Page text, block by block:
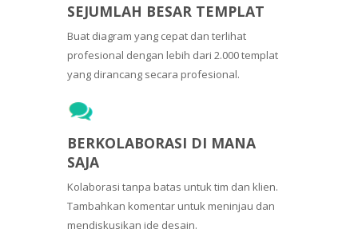
SEJUMLAH BESAR TEMPLAT
Buat diagram yang cepat dan terlihat
profesional dengan lebih dari 2.000 templat
yang dirancang secara profesional.
BERKOLABORASI DI MANA
SAJA
Kolaborasi tanpa batas untuk tim dan klien.
Tambahkan komentar untuk meninjau dan
mendiskusikan ide desain.